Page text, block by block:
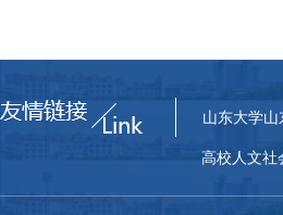
山东大学山
高校人文社